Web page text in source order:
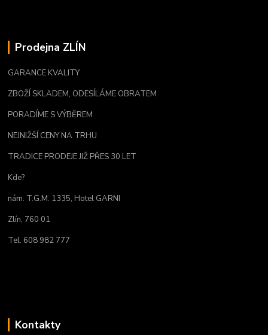
Prodejna ZLÍN
GARANCE KVALITY
ZBOŽÍ SKLADEM, ODESÍLÁME OBRATEM
PORADÍME S VÝBĚREM
NEJNIŽŠÍ CENY NA TRHU
TRADICE PRODEJE JIŽ PŘES 30 LET
Kde?
nám. T.G.M. 1335, Hotel GARNI
Zlín, 760 01
Tel. 608 982 777
Kontakty